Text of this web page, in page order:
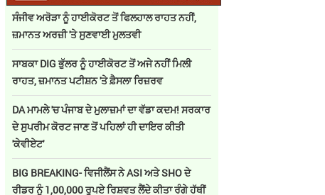
ਸੰਜੀਵ ਅਰੋੜਾ ਨੂੰ ਹਾਈਕੋਰਟ ਤੋਂ ਫਿਲਹਾਲ ਰਾਹਤ ਨਹੀਂ,
ਜ਼ਮਾਨਤ ਅਰਜ਼ੀ 'ਤੇ ਸੁਣਵਾਈ ਮੁਲਤਵੀ
ਸਾਬਕਾ DIG ਭੁੱਲਰ ਨੂੰ ਹਾਈਕੋਰਟ ਤੋਂ ਅਜੇ ਨਹੀਂ ਮਿਲੀ
ਰਾਹਤ, ਜ਼ਮਾਨਤ ਪਟੀਸ਼ਨ 'ਤੇ ਫ਼ੈਸਲਾ ਰਿਜ਼ਰਵ
DA ਮਾਮਲੇ 'ਚ ਪੰਜਾਬ ਦੇ ਮੁਲਾਜ਼ਮਾਂ ਦਾ ਵੱਡਾ ਕਦਮ! ਸਰਕਾਰ
ਦੇ ਸੁਪਰੀਮ ਕੋਰਟ ਜਾਣ ਤੋਂ ਪਹਿਲਾਂ ਹੀ ਦਾਇਰ ਕੀਤੀ
'ਕੇਵੀਏਟ'
BIG BREAKING- ਵਿਜੀਲੈਂਸ ਨੇ ASI ਅਤੇ SHO ਦੇ
ਰੀਡਰ ਨੂੰ 1,00,000 ਰੁਪਏ ਰਿਸ਼ਵਤ ਲੈਂਦੇ ਕੀਤਾ ਰੰਗੇ ਹੱਥੀਂ